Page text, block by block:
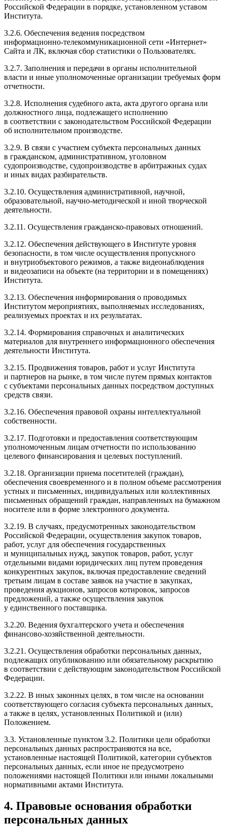
Российской Федерации в порядке, установленном уставом
Института.
3.2.6. Обеспечения ведения посредством
информационно-телекоммуникационной сети «Интернет»
Сайта и ЛК, включая сбор статистики о Пользователях.
3.2.7. Заполнения и передачи в органы исполнительной
власти и иные уполномоченные организации требуемых форм
отчетности.
3.2.8. Исполнения судебного акта, акта другого органа или
должностного лица, подлежащего исполнению
в соответствии с законодательством Российской Федерации
об исполнительном производстве.
3.2.9. В связи с участием субъекта персональных данных
в гражданском, административном, уголовном
судопроизводстве, судопроизводстве в арбитражных судах
и иных видах разбирательств.
3.2.10. Осуществления административной, научной,
образовательной, научно-методической и иной творческой
деятельности.
3.2.11. Осуществления гражданско-правовых отношений.
3.2.12. Обеспечения действующего в Институте уровня
безопасности, в том числе осуществления пропускного
и внутриобъектового режимов, а также видеонаблюдения
и видеозаписи на объекте (на территории и в помещениях)
Института.
3.2.13. Обеспечения информирования о проводимых
Институтом мероприятиях, выполняемых исследованиях,
реализуемых проектах и их результатах.
3.2.14. Формирования справочных и аналитических
материалов для внутреннего информационного обеспечения
деятельности Института.
3.2.15. Продвижения товаров, работ и услуг Института
и партнеров на рынке, в том числе путем прямых контактов
с субъектами персональных данных посредством доступных
средств связи.
3.2.16. Обеспечения правовой охраны интеллектуальной
собственности.
3.2.17. Подготовки и предоставления соответствующим
уполномоченным лицам отчетности по использованию
целевого финансирования и целевых поступлений.
3.2.18. Организации приема посетителей (граждан),
обеспечения своевременного и в полном объеме рассмотрения
устных и письменных, индивидуальных или коллективных
письменных обращений граждан, направленных на бумажном
носителе или в форме электронного документа.
3.2.19. В случаях, предусмотренных законодательством
Российской Федерации, осуществления закупок товаров,
работ, услуг для обеспечения государственных
и муниципальных нужд, закупок товаров, работ, услуг
отдельными видами юридических лиц путем проведения
конкурентных закупок, включая предоставление сведений
третьим лицам в составе заявок на участие в закупках,
проведения аукционов, запросов котировок, запросов
предложений, а также осуществления закупок
у единственного поставщика.
3.2.20. Ведения бухгалтерского учета и обеспечения
финансово-хозяйственной деятельности.
3.2.21. Осуществления обработки персональных данных,
подлежащих опубликованию или обязательному раскрытию
в соответствии с действующим законодательством Российской
Федерации.
3.2.22. В иных законных целях, в том числе на основании
соответствующего согласия субъекта персональных данных,
а также в целях, установленных Политикой и (или)
Положением.
3.3. Установленные пунктом 3.2. Политики цели обработки
персональных данных распространяются на все,
установленные настоящей Политикой, категории субъектов
персональных данных, если иное не предусмотрено
положениями настоящей Политики или иными локальными
нормативными актами Института.
4. Правовые основания обработки
персональных данных